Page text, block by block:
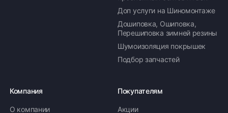
Доп услуги на Шиномонтаже
Дошиповка, Ошиповка,
Перешиповка зимней резины
Шумоизоляция покрышек
Подбор запчастей
Компания
О компании
Покупателям
Акции